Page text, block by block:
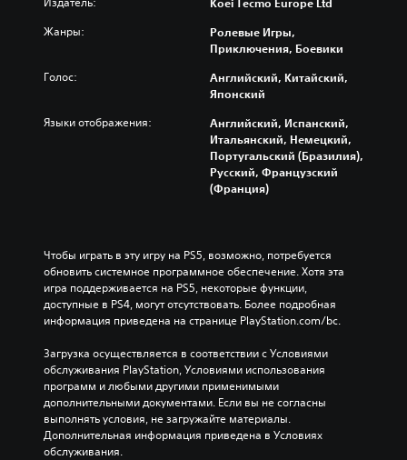
Жанры:
Ролевые Игры,
Приключения, Боевики
Голос:
Английский, Китайский,
Японский
Языки отображения:
Английский, Испанский,
Итальянский, Немецкий,
Португальский (Бразилия),
Русский, Французский
(Франция)
Чтобы играть в эту игру на PS5, возможно, потребуется
обновить системное программное обеспечение. Хотя эта
игра поддерживается на PS5, некоторые функции,
доступные в PS4, могут отсутствовать. Более подробная
информация приведена на странице PlayStation.com/bc.
Загрузка осуществляется в соответствии с Условиями
обслуживания PlayStation, Условиями использования
программ и любыми другими применимыми
дополнительными документами. Если вы не согласны
выполнять условия, не загружайте материалы.
Дополнительная информация приведена в Условиях
обслуживания.